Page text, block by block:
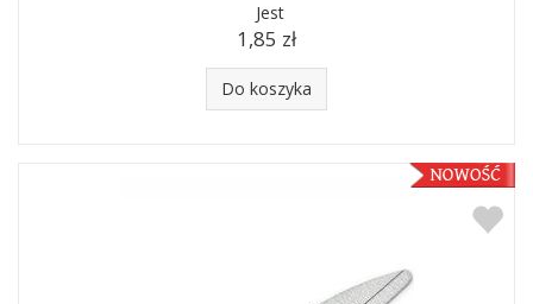
Jest
1,85 zł
Do koszyka